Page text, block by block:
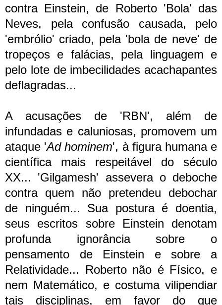
contra Einstein, de Roberto 'Bola' das
Neves, pela confusão causada, pelo
'embrólio' criado, pela 'bola de neve' de
tropeços e falácias, pela linguagem e
pelo lote de imbecilidades acachapantes
deflagradas...
A acusações de 'RBN', além de
infundadas e caluniosas, promovem um
ataque 'Ad hominem', à figura humana e
científica mais respeitável do século
XX... 'Gilgamesh' assevera o deboche
contra quem não pretendeu debochar
de ninguém... Sua postura é doentia,
seus escritos sobre Einstein denotam
profunda ignorância sobre o
pensamento de Einstein e sobre a
Relatividade... Roberto não é Físico, e
nem Matemático, e costuma vilipendiar
tais disciplinas, em favor do que